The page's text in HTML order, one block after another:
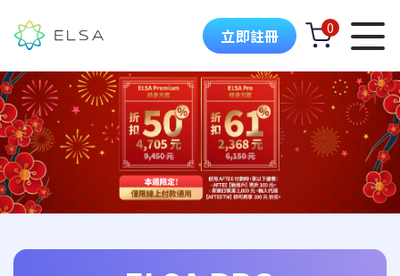
立即註冊 0